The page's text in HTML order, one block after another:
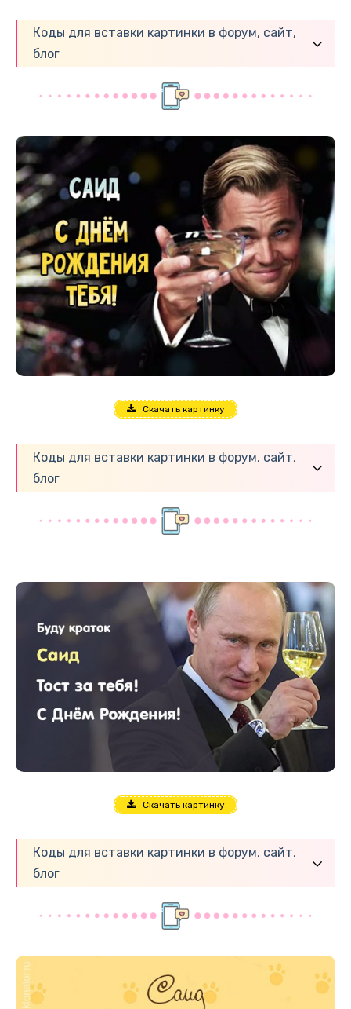
Коды для вставки картинки в форум, сайт,
блог
Скачать картинку
Коды для вставки картинки в форум, сайт,
блог
Скачать картинку
Коды для вставки картинки в форум, сайт,
блог